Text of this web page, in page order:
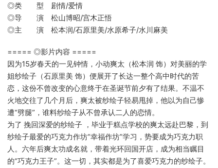
◎类 型 剧情/爱情
◎导 演 松山博昭/宫木正悟
◎主 演 松本润/石原里美/水原希子/水川麻美
===== ◎影片内容 =====
因为15岁春天的一见钟情，小动爽太（松本润 饰）对美丽的学
姐纱绘子（石原里美 饰）便展开了长达一整个高中时代的苦
恋，这份不曾改变的心意终于在圣诞节前夕有了结果。不温不
火地交往了几个月后，爽太被纱绘子轻易甩掉，他以为自己惨
遭“劈腿”，谁料纱绘子从不曾承认二人的恋情。
为了 挽回深爱的纱绘子 ，毕业于糕点学校的爽太远赴巴黎，到
纱绘子最爱的巧克力作坊“幸福作坊”学习，势要成为巧克力职
人。六年后爽太功成名就，带着光环回国开店，成为相当瞩目
的“巧克力王子”。这一切，其实都是为了喜爱巧克力的纱绘子。